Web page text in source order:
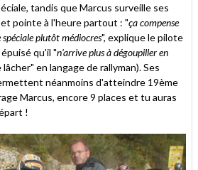
tandis que Marcus surveille ses
pointe à l'heure partout : "ça compense
plutôt médiocres", explique le pilote
qu'il "n'arrive plus à dégoupiller en
en langage de rallyman). Ses
néanmoins d'atteindre 19ème
Marcus, encore 9 places et tu auras
!